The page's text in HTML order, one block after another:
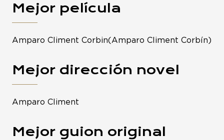
Mejor película
Amparo Climent Corbin(Amparo Climent Corbín)
Mejor dirección novel
Amparo Climent
Mejor guion original